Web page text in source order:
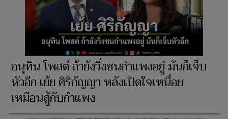
อนุทิน โพสต์ ถ้ายังวิ่งชนกำแพงอยู่ มันก็เจ็บ
หัวอีก เย้ย ศิริกัญญา หลังเปิดใจเหนื่อย
เหมือนสู้กับกำแพง